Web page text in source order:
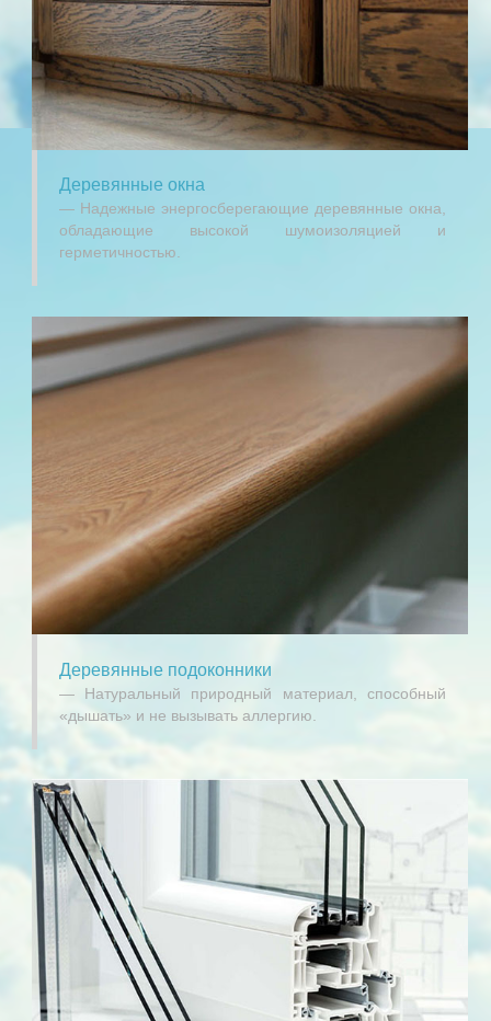
Деревянные окна
Надежные энергосберегающие деревянные окна,
обладающие высокой шумоизоляцией и
герметичностью.
Деревянные подоконники
Натуральный природный материал, способный
«дышать» и не вызывать аллергию.